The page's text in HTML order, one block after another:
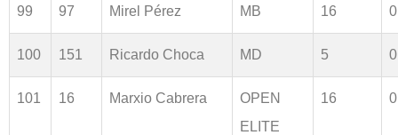
99 97 Mirel Pérez MB 16
100 151 Ricardo Choca MD 5
101 16 Marxio Cabrera
OPEN
ELITE
16